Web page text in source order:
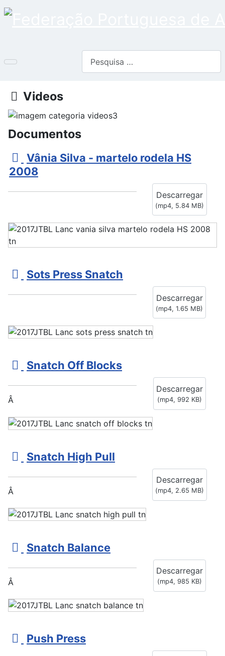
Pasta
Videos
Documentos
v
i
Vânia Silva - martelo rodela HS
2008
Descarregar
(mp4, 5.84 MB)
v
o
Sots Press Snatch
Descarregar
(mp4, 1.65 MB)
v
o
Snatch Off Blocks
Descarregar
(mp4, 992 KB)
Â
v
o
Snatch High Pull
Descarregar
(mp4, 2.65 MB)
Â
v
o
Snatch Balance
Descarregar
(mp4, 985 KB)
Â
v
Push Press